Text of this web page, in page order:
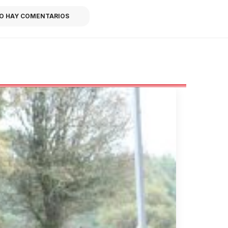
HAY COMENTARIOS